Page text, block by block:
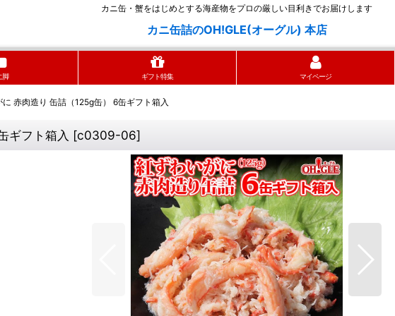
カニ缶・蟹をはじめとする海産物をプロの厳しい目利きでお届けします
カニ缶詰のOH!GLE(オーグル) 本店
脚 ギフト特集 マイページ
に 赤肉造り 缶詰（125g缶） 6缶ギフト箱入
ギフト箱入 [c0309-06]